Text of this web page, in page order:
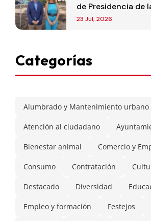
de Presidencia de
de Madrid
23 Jul, 2026
Categorías
Alumbrado y Mantenimiento urbano
Atención al ciudadano
Bienestar animal Comercio y
Consumo Contratación
Destacado Diversidad
Empleo y formación Festejos